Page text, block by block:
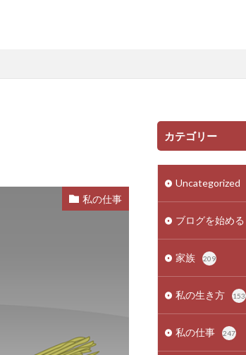
私の仕事
カテゴリー
Uncategorized
ブログを始める
家族 209
私の生き方 153
私の仕事 247